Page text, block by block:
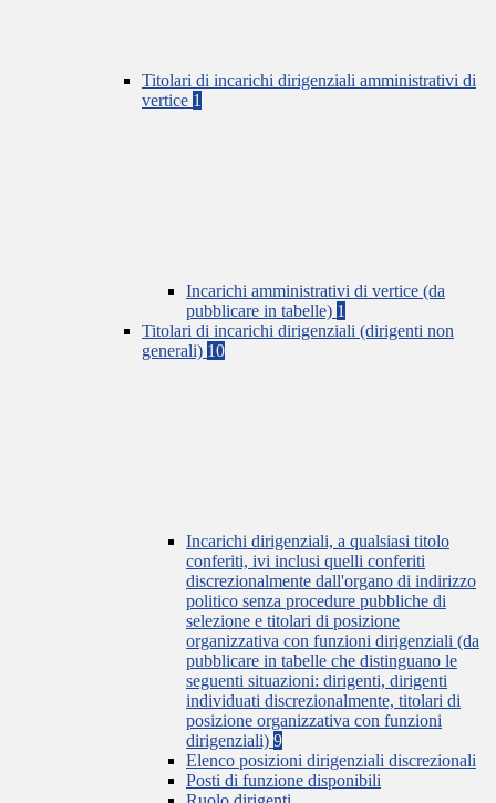
Titolari di incarichi dirigenziali amministrativi di
vertice 1
Incarichi amministrativi di vertice (da
pubblicare in tabelle) 1
Titolari di incarichi dirigenziali (dirigenti non
generali) 10
Incarichi dirigenziali, a qualsiasi titolo
conferiti, ivi inclusi quelli conferiti
discrezionalmente dall'organo di indirizzo
politico senza procedure pubbliche di
selezione e titolari di posizione
organizzativa con funzioni dirigenziali (da
pubblicare in tabelle che distinguano le
seguenti situazioni: dirigenti, dirigenti
individuati discrezionalmente, titolari di
posizione organizzativa con funzioni
dirigenziali) 9
Elenco posizioni dirigenziali discrezionali
Posti di funzione disponibili